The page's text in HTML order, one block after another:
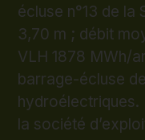
écluse n°13 de la
3,70 m ; débit
VLH 1878 MWh/
barrage-écluse
la société